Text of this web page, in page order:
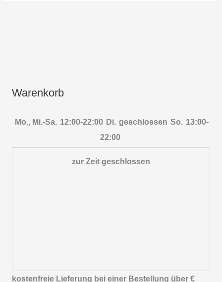
Warenkorb
Mo., Mi.-Sa. 12:00-22:00 Di. geschlossen So. 13:00-
22:00
zur Zeit geschlossen
kostenfreie Lieferung bei einer Bestellung über €